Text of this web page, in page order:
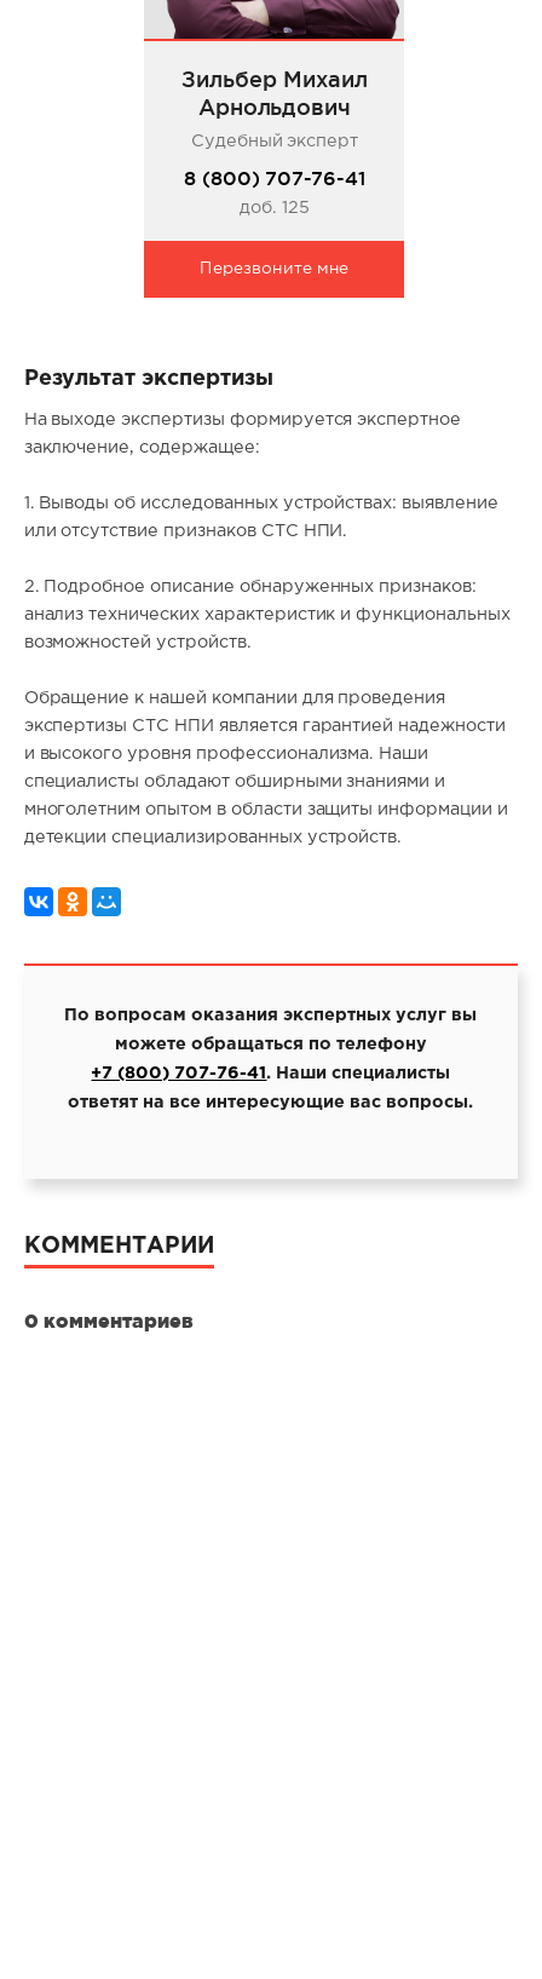
Зильбер Михаил
Арнольдович
Судебный эксперт
8 (800) 707-76-41
доб. 125
Перезвоните мне
Результат экспертизы
На выходе экспертизы формируется экспертное
заключение, содержащее:
1. Выводы об исследованных устройствах: выявление
или отсутствие признаков СТС НПИ.
2. Подробное описание обнаруженных признаков:
анализ технических характеристик и функциональных
возможностей устройств.
Обращение к нашей компании для проведения
экспертизы СТС НПИ является гарантией надежности
и высокого уровня профессионализма. Наши
специалисты обладают обширными знаниями и
многолетним опытом в области защиты информации и
детекции специализированных устройств.
По вопросам оказания экспертных услуг вы
можете обращаться по телефону
+7 (800) 707-76-41. Наши специалисты
ответят на все интересующие вас вопросы.
КОММЕНТАРИИ
0 комментариев